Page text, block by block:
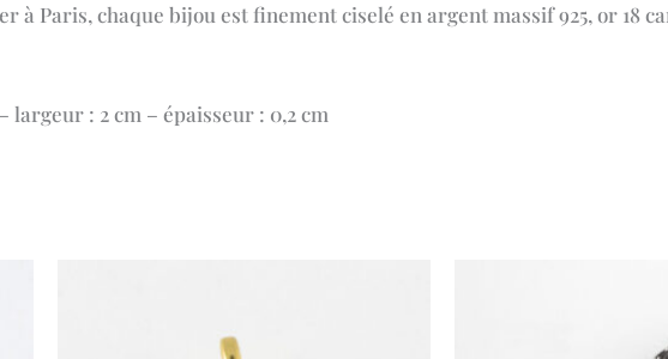
à Paris, chaque bijou est finement ciselé en argent massif 925, or 18
largeur : 2 cm – épaisseur : 0,2 cm